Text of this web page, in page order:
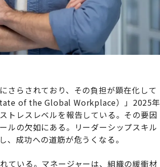
さらされており、その負担が顕在化して
of the Global Workplace）」2025年
トレスレベルを報告している。その要因
ルの欠如にある。リーダーシップスキル
成功への道筋が危うくなる。
ている。マネージャーは、組織の緩衝材